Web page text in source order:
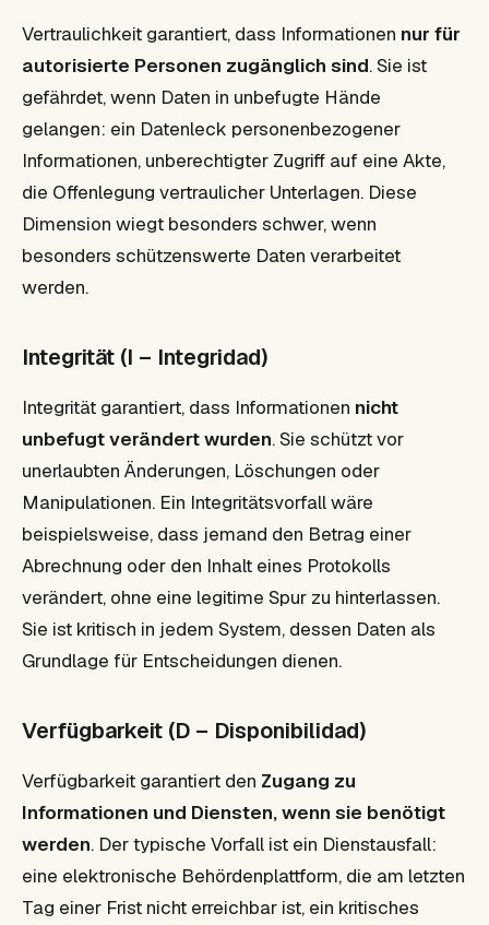
Vertraulichkeit garantiert, dass Informationen nur für
autorisierte Personen zugänglich sind. Sie ist
gefährdet, wenn Daten in unbefugte Hände
gelangen: ein Datenleck personenbezogener
Informationen, unberechtigter Zugriff auf eine Akte,
die Offenlegung vertraulicher Unterlagen. Diese
Dimension wiegt besonders schwer, wenn
besonders schützenswerte Daten verarbeitet
werden.
Integrität (I – Integridad)
Integrität garantiert, dass Informationen nicht
unbefugt verändert wurden. Sie schützt vor
unerlaubten Änderungen, Löschungen oder
Manipulationen. Ein Integritätsvorfall wäre
beispielsweise, dass jemand den Betrag einer
Abrechnung oder den Inhalt eines Protokolls
verändert, ohne eine legitime Spur zu hinterlassen.
Sie ist kritisch in jedem System, dessen Daten als
Grundlage für Entscheidungen dienen.
Verfügbarkeit (D – Disponibilidad)
Verfügbarkeit garantiert den Zugang zu
Informationen und Diensten, wenn sie benötigt
werden. Der typische Vorfall ist ein Dienstausfall:
eine elektronische Behördenplattform, die am letzten
Tag einer Frist nicht erreichbar ist, ein kritisches